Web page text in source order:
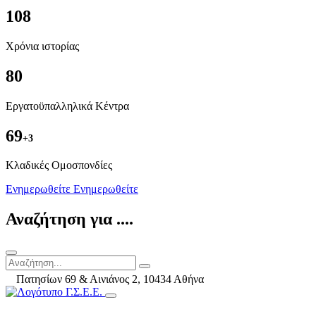
108
Χρόνια ιστορίας
80
Εργατοϋπαλληλικά Κέντρα
69+3
Kλαδικές Ομοσπονδίες
Ενημερωθείτε Ενημερωθείτε
Αναζήτηση για ....
Πατησίων 69 & Αινιάνος 2, 10434 Αθήνα